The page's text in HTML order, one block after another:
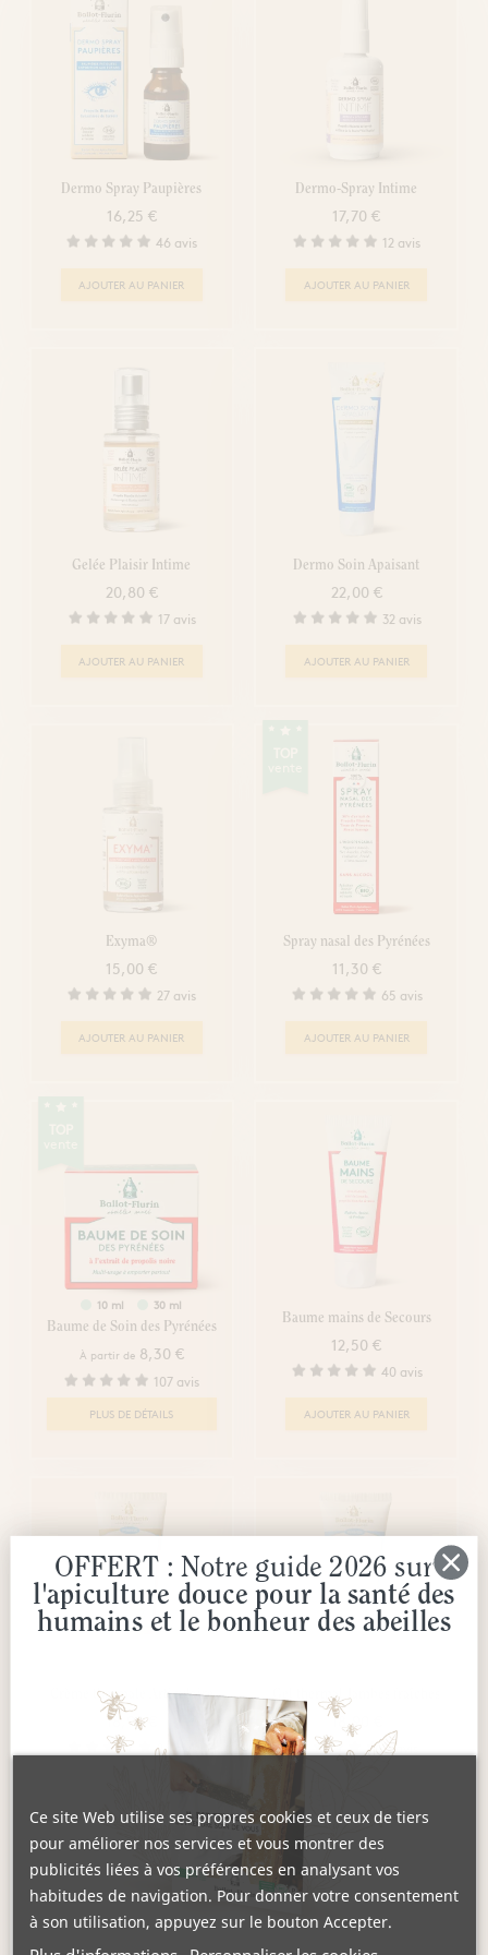
Dermo Spray Paupières
16,25 €
46 avis
AJOUTER AU PANIER
Dermo-Spray Intime
17,70 €
12 avis
AJOUTER AU PANIER
Gelée Plaisir Intime
20,80 €
17 avis
AJOUTER AU PANIER
Dermo Soin Apaisant
22,00 €
32 avis
AJOUTER AU PANIER
Exyma®
15,00 €
27 avis
AJOUTER AU PANIER
Spray nasal des Pyrénées
11,30 €
65 avis
AJOUTER AU PANIER
10 ml 30 ml
Baume de Soin des Pyrénées
À partir de 8,30 €
107 avis
PLUS DE DÉTAILS
Baume mains de Secours
12,50 €
40 avis
AJOUTER AU PANIER
Crème thermale Articulaire
18,90 €
26 avis
Gel thermal Jambes fraîches
18,90 €
8 avis
Ce site Web utilise ses propres cookies et ceux de tiers
pour améliorer nos services et vous montrer des
publicités liées à vos préférences en analysant vos
habitudes de navigation. Pour donner votre consentement
à son utilisation, appuyez sur le bouton Accepter.
OFFERT : Notre guide 2026 sur
l'apiculture douce pour la santé des
humains et le bonheur des abeilles